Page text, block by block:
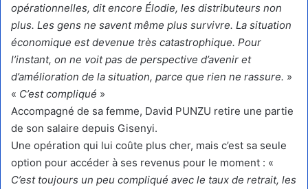
opérationnelles, dit encore Élodie, les distributeurs non
plus. Les gens ne savent même plus survivre. La situation
économique est devenue très catastrophique. Pour
l’instant, on ne voit pas de perspective d’avenir et
d’amélioration de la situation, parce que rien ne rassure. »
« C’est compliqué »
Accompagné de sa femme, David PUNZU retire une partie
de son salaire depuis Gisenyi.
Une opération qui lui coûte plus cher, mais c’est sa seule
option pour accéder à ses revenus pour le moment : «
C’est toujours un peu compliqué avec le taux de retrait, les